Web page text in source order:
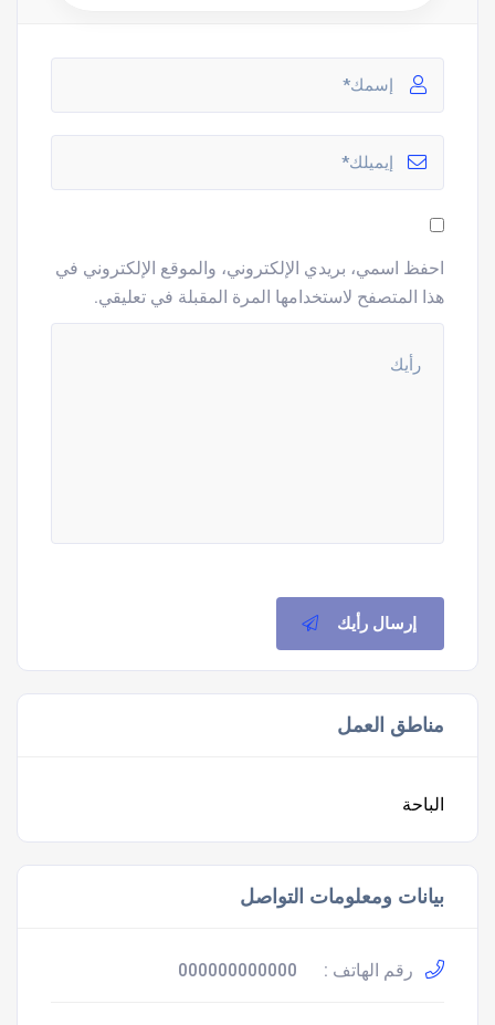
احفظ اسمي، بريدي الإلكتروني، والموقع الإلكتروني في
هذا المتصفح لاستخدامها المرة المقبلة في تعليقي.
إرسال رأيك
مناطق العمل
الباحة
بيانات ومعلومات التواصل
رقم الهاتف : 000000000000